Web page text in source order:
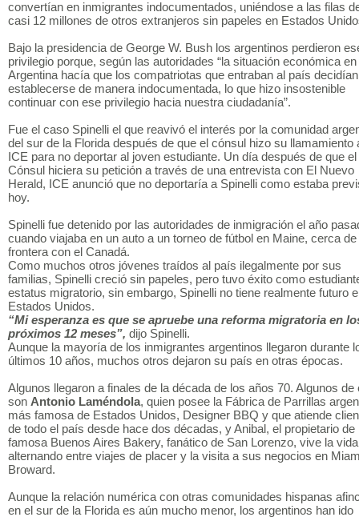
convertían en inmigrantes indocumentados, uniéndose a las filas
casi 12 millones de otros extranjeros sin papeles en Estados
Bajo la presidencia de George W. Bush los argentinos perdieron
privilegio porque, según las autoridades “la situación económica en
Argentina hacía que los compatriotas que entraban al país decidían
establecerse de manera indocumentada, lo que hizo insostenible
continuar con ese privilegio hacia nuestra ciudadanía”.
Fue el caso Spinelli el que reavivó el interés por la comunidad
del sur de la Florida después de que el cónsul hizo su llamamiento
ICE para no deportar al joven estudiante. Un día después de que el
Cónsul hiciera su petición a través de una entrevista con El Nuevo
Herald, ICE anunció que no deportaría a Spinelli como estaba
hoy.
Spinelli fue detenido por las autoridades de inmigración el año
cuando viajaba en un auto a un torneo de fútbol en Maine, cerca de
frontera con el Canadá.
Como muchos otros jóvenes traídos al país ilegalmente por sus
familias, Spinelli creció sin papeles, pero tuvo éxito como
estatus migratorio, sin embargo, Spinelli no tiene realmente futuro
Estados Unidos.
“Mi esperanza es que se apruebe una reforma migratoria en
próximos 12 meses”, dijo Spinelli.
Aunque la mayoría de los inmigrantes argentinos llegaron durante
últimos 10 años, muchos otros dejaron su país en otras épocas.
Algunos llegaron a finales de la década de los años 70. Algunos de
son Antonio Laméndola, quien posee la Fábrica de Parrillas
más famosa de Estados Unidos, Designer BBQ y que atiende
de todo el país desde hace dos décadas, y Anibal, el propietario de
famosa Buenos Aires Bakery, fanático de San Lorenzo, vive la vida
alternando entre viajes de placer y la visita a sus negocios en
Broward.
Aunque la relación numérica con otras comunidades hispanas
en el sur de la Florida es aún mucho menor, los argentinos han ido